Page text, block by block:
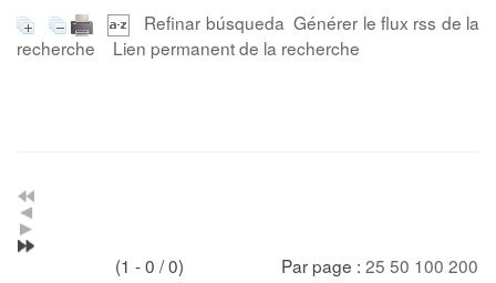
Refinar búsqueda Générer le flux rss de la
recherche
Lien permanent de la recherche
(1 - 0 / 0) Par page : 25 50 100 200